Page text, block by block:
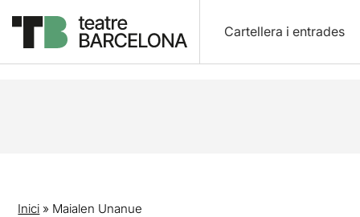
Cartellera i entrades
Inici » Maialen Unanue